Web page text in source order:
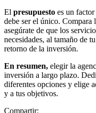
El presupuesto es un
debe ser el único. Compara
asegúrate de que los
necesidades, al tamaño de
retorno de la inversión.
En resumen, elegir la
inversión a largo plazo.
diferentes opciones y elige
y a tus objetivos.
Compartir: